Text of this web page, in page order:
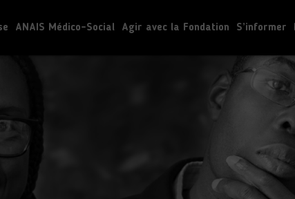
ANAIS Médico-Social Agir avec la Fondation S’informer